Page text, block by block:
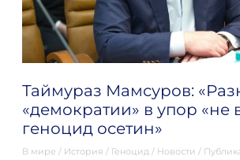
Таймураз Мамсуров:
«демократии» в упор «не
геноцид осетин»
В мире / История / Геноцид / Новости /